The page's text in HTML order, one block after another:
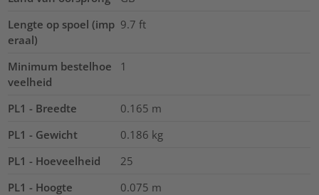
Lengte op spoel (imp
eraal)
9.7 ft
Minimum bestelhoe
veelheid
1
PL1 - Breedte 0.165 m
PL1 - Gewicht
0.186 kg
PL1 - Hoeveelheid
25
PL1 - Hoogte
0.075 m